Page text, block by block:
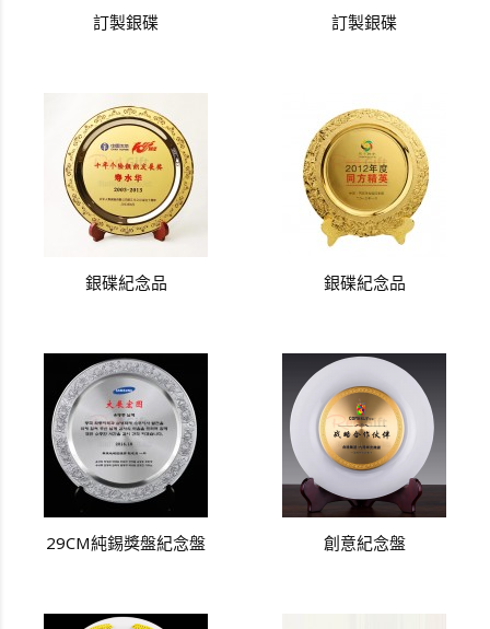
訂製銀碟 訂製銀碟
銀碟紀念品 銀碟紀念品
29CM純錫獎盤紀念盤 創意紀念盤